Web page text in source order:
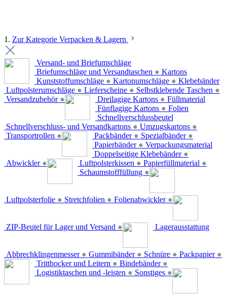
1. Zur Kategorie Verpacken & Lagern
Versand- und Briefumschläge
Briefumschläge und Versandtaschen ●
Kunststoffumschläge ● Kartonumschläge ●
Luftpolsterumschläge ● Lieferscheine ● Selbstklebende Taschen ●
Versandzubehör ●
Kartons
Dreilagige Kartons ●
Fünflagige Kartons ●
Schnellverschluss- und Versandkartons ● Umzugskartons ●
Transportrollen ●
Klebebänder
Packbänder ● Spezialbänder ●
Papierbänder ●
Doppelseitige Klebebänder ●
Abwickler ●
Füllmaterial
Luftpolsterkissen ● Papierfüllmaterial ●
Schaumstofffüllung ●
Folien
Luftpolsterfolie ● Stretchfolien ● Folienabwickler ●
Schnellverschlussbeutel
ZIP-Beutel für Lager und Versand ●
Verpackungsmaterial
Abbrechklingenmesser ● Gummibänder ● Schnüre ● Packpapier ●
Lagerausstattung
Tritthocker und Leitern ● Bindebänder ●
Logistiktaschen und -leisten ● Sonstiges ●